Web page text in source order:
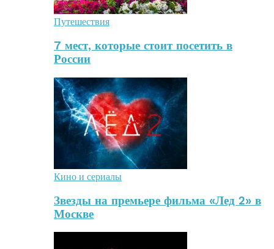
Путешествия
7 мест, которые стоит посетить в
России
Кино и сериалы
Звезды на премьере фильма «Лед 2» в
Москве